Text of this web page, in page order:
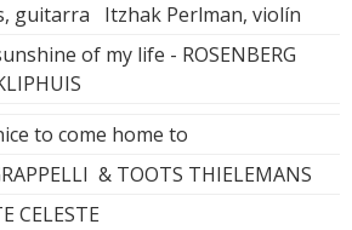
guitarra Itzhak Perlman, violín
of my life - ROSENBERG
to come home to
& TOOTS THIELEMANS
CELESTE